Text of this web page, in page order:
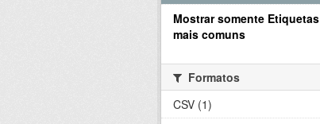
Mostrar somente Etiquetas
mais comuns
Formatos
CSV (1)